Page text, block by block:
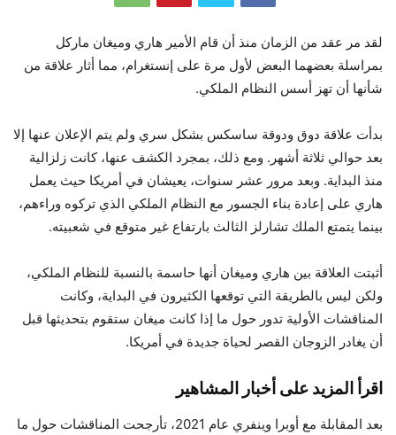
لقد مر عقد من الزمان منذ أن قام الأمير هاري وميغان ماركل
بمراسلة بعضهما البعض لأول مرة على إنستغرام، مما أثار علاقة من
شأنها أن تهز أسس النظام الملكي.
بدأت علاقة دوق ودوقة ساسكس بشكل سري ولم يتم الإعلان عنها إلا
بعد حوالي ثلاثة أشهر. ومع ذلك، بمجرد الكشف عنها، كانت زلزالية
منذ البداية. وبعد مرور عشر سنوات، يعيشان في أمريكا حيث يعمل
هاري على إعادة بناء الجسور مع النظام الملكي الذي تركوه وراءهم،
بينما يتمتع الملك تشارلز الثالث بارتفاع غير متوقع في شعبيته.
أثبتت العلاقة بين هاري وميغان أنها حاسمة بالنسبة للنظام الملكي،
ولكن ليس بالطريقة التي توقعها الكثيرون في البداية، وكانت
المناقشات الأولية تدور حول ما إذا كانت ميغان ستقوم بتحديثها قبل
أن يغادر الزوجان القصر لحياة جديدة في أمريكا.
اقرأ المزيد على أخبار المشاهير
بعد المقابلة مع أوبرا وينفري عام 2021، تأرجحت المناقشات حول ما